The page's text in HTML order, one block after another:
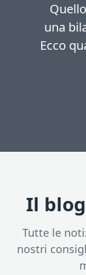
una
Ecco
Il
Tutte le
nostri